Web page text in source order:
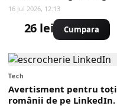
16 Jul 2026, 12:13
26 lei Cumpara
Tech
Avertisment pentru toți
românii de pe LinkedIn.